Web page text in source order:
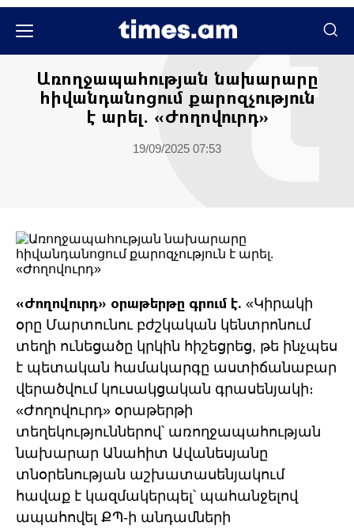
Առողջապահության նախարարը
հիվանդանոցում քարոզչություն
է արել. «Ժողովուրդ»
19/09/2025 07:53
«Ժողովուրդ» օրաթերթը գրում է. «Կիրակի
օրը Մարտունու բժշկական կենտրոնում
տեղի ունեցածը կրկին հիշեցրեց, թե ինչպես
է պետական համակարգը աստիճանաբար
վերածվում կուսակցական գրասենյակի։
«Ժողովուրդ» օրաթերթի
տեղեկություններով՝ առողջապահության
նախարար Անահիտ Ավանեսյանը
տնօրենության աշխատասենյակում
հավաք է կազմակերպել՝ պահանջելով
ապահովել ՔՊ-ի անդամների